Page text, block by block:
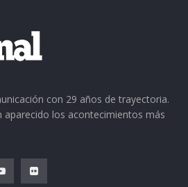
con 29 años de trayectoria.
aparecido los acontecimientos más